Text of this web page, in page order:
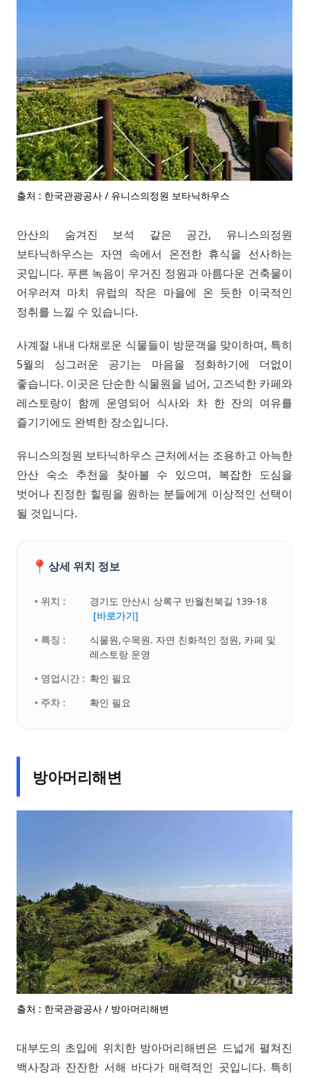
출처 : 한국관광공사 / 유니스의정원 보타닉하우스
안산의 숨겨진 보석 같은 공간, 유니스의정원
보타닉하우스는 자연 속에서 온전한 휴식을 선사하는
곳입니다. 푸른 녹음이 우거진 정원과 아름다운 건축물이
어우러져 마치 유럽의 작은 마을에 온 듯한 이국적인
정취를 느낄 수 있습니다.
사계절 내내 다채로운 식물들이 방문객을 맞이하며, 특히
5월의 싱그러운 공기는 마음을 정화하기에 더없이
좋습니다. 이곳은 단순한 식물원을 넘어, 고즈넉한 카페와
레스토랑이 함께 운영되어 식사와 차 한 잔의 여유를
즐기기에도 완벽한 장소입니다.
유니스의정원 보타닉하우스 근처에서는 조용하고 아늑한
안산 숙소 추천을 찾아볼 수 있으며, 복잡한 도심을
벗어나 진정한 힐링을 원하는 분들에게 이상적인 선택이
될 것입니다.
📍 상세 위치 정보
• 위치 :
경기도 안산시 상록구 반월천북길 139-18
[바로가기]
• 특징 :
식물원,수목원. 자연 친화적인 정원, 카페 및
레스토랑 운영
• 영업시간 : 확인 필요
• 주차 :
확인 필요
방아머리해변
출처 : 한국관광공사 / 방아머리해변
대부도의 초입에 위치한 방아머리해변은 드넓게 펼쳐진
백사장과 잔잔한 서해 바다가 매력적인 곳입니다. 특히